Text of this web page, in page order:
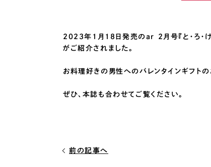
2023年1月18日発売のar 2月号『と・ろ・
がご紹介されました。
お料理好きの男性へのバレンタインギフト
ぜひ、本誌も合わせてご覧ください。
前の記事へ